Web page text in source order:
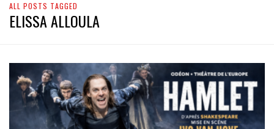
ALL POSTS TAGGED
ELISSA ALLOULA